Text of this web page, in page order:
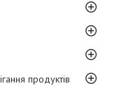
продуктів